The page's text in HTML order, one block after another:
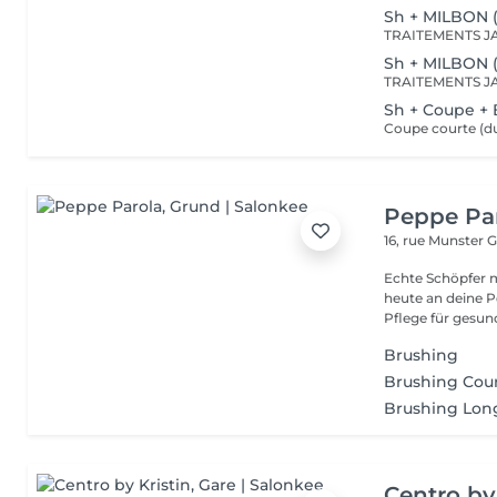
Sh +
Sh +
Sh + Coupe +
Peppe
16, rue Munster
Echte Schöpfer
heute an deine
Pflege für
Brushing
Brushing
Brushing